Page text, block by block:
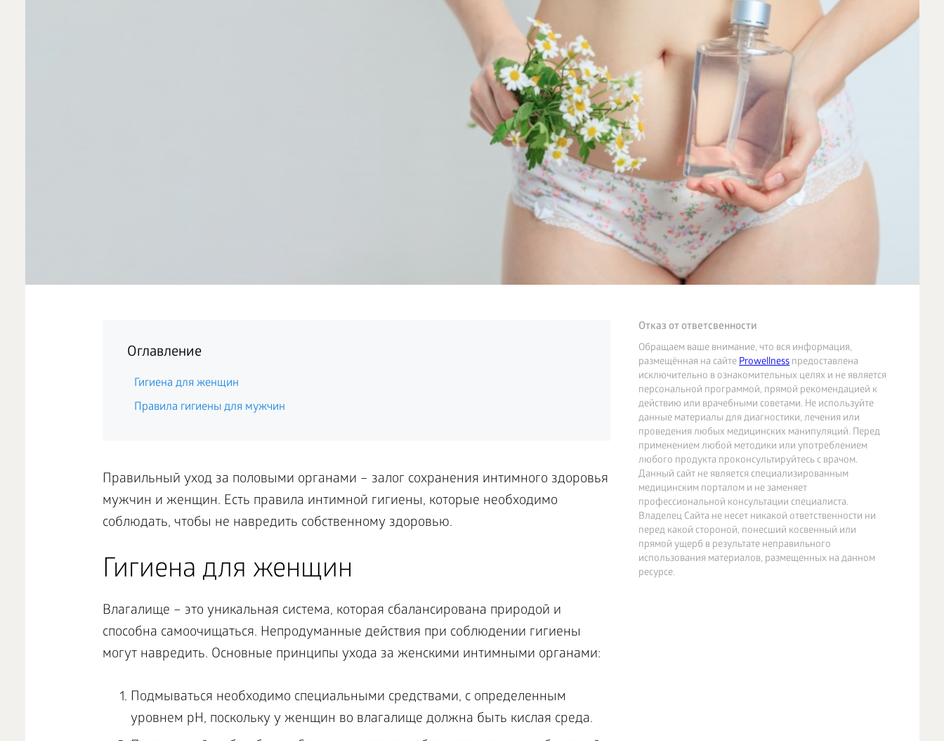
Отказ от ответсвенности
Обращаем ваше внимание, что вся информация,
размещённая на сайтеProwellnessпредоставлена
исключительно в ознакомительных целях и не является
персональной программой, прямой рекомендацией к
действию или врачебными советами. Не используйте
данные материалы для диагностики, лечения или
проведения любых медицинских манипуляций. Перед
применением любой методики или употреблением
любого продукта проконсультируйтесь с врачом.
Данный сайт не является специализированным
медицинским порталом и не заменяет
профессиональной консультации специалиста.
Владелец Сайта не несет никакой ответственности ни
перед какой стороной, понесший косвенный или
прямой ущерб в результате неправильного
использования материалов, размещенных на данном
ресурсе.
Оглавление
Гигиена для женщин
Правила гигиены для мужчин
Правильный уход за половыми органами – залог сохранения интимного здоровья
мужчин и женщин. Есть правила интимной гигиены, которые необходимо
соблюдать, чтобы не навредить собственному здоровью.
Гигиена для женщин
Влагалище – это уникальная система, которая сбалансирована природой и
способна самоочищаться. Непродуманные действия при соблюдении гигиены
могут навредить. Основные принципы ухода за женскими интимными органами:
Подмываться необходимо специальными средствами, с определенным
уровнем рН, поскольку у женщин во влагалище должна быть кислая среда.